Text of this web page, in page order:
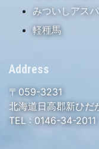
みついしアス
軽種馬
Address
〒059-3231
北海道日高郡新ひ
TEL : 0146-34-2011